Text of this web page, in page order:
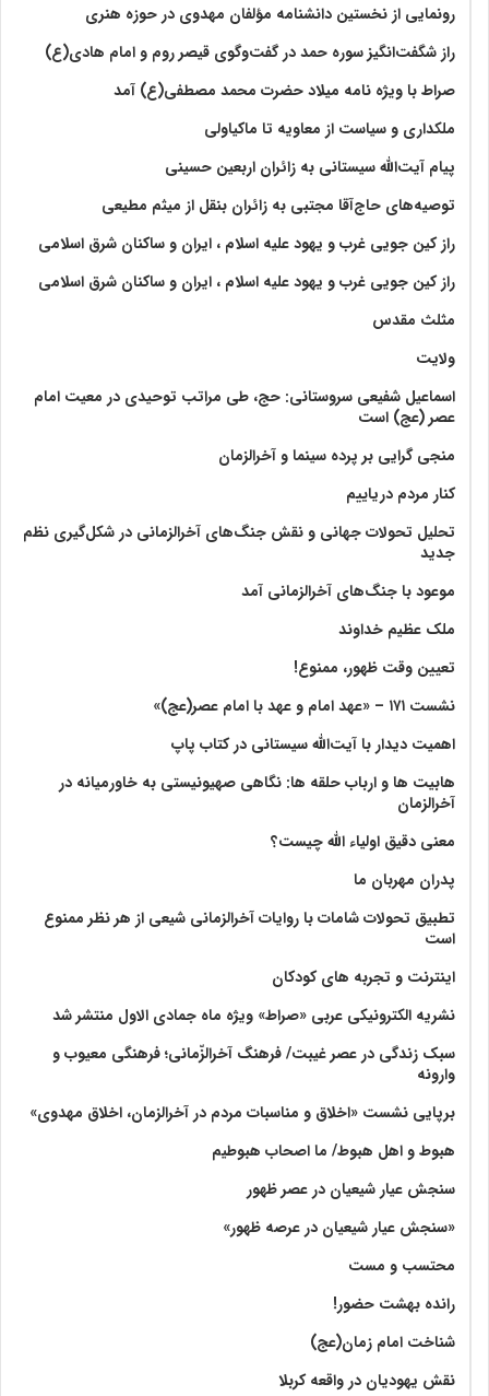
رونمایی از نخستین دانشنامه مؤلفان مهدوی در حوزه هنری
راز شگفت‌انگیز سوره حمد در گفت‌وگوی قیصر روم و امام هادی(ع)
صراط با ویژه نامه میلاد حضرت محمد مصطفی(ع) آمد
ملکداری و سیاست از معاویه تا ماکیاولی
پیام آیت‌الله سیستانی به زائران اربعین حسینی
توصیه‌های حاج‌آقا مجتبی به زائران بنقل از میثم مطیعی
راز کین جویی غرب و یهود علیه اسلام ، ایران و ساکنان شرق اسلامی
راز کین جویی غرب و یهود علیه اسلام ، ایران و ساکنان شرق اسلامی
مثلث مقدس
ولايت‏
اسماعیل شفیعی سروستانی: حج، طی مراتب توحیدی در معیت امام
عصر (عج) است
منجی گرایی بر پرده سینما و آخرالزمان
کنار مردم دریاییم
تحلیل تحولات جهانی و نقش جنگ‌های آخرالزمانی در شکل‌گیری نظم
جدید
موعود با جنگ‌های آخرالزمانی آمد
ملک عظیم خداوند
تعیین وقت ظهور، ممنوع!
نشست ۱۷۱ – «عهد امام و عهد با امام عصر(عج)»
اهمیت دیدار با آیت‌الله سیستانی در کتاب پاپ
هابیت ها و ارباب حلقه ها: نگاهی صهیونیستی به خاورمیانه در
آخرالزمان
معنی دقیق اولیاء الله چیست؟
پدران مهربان ما
تطبیق تحولات شامات با روایات آخرالزمانی شیعی از هر نظر ممنوع
است
اینترنت و تجربه های کودکان
نشریه الکترونیکی عربی «صراط» ویژه ماه جمادی الاول منتشر شد
سبک زندگی در عصر غیبت/ فرهنگ آخرالزّمانی؛ فرهنگی معیوب و
وارونه
برپایی نشست «اخلاق و مناسبات مردم در آخرالزمان، اخلاق مهدوی»
هبوط و اهل هبوط/ ما اصحاب هبوطیم
سنجش عیار شیعیان در عصر ظهور
«سنجش عیار شیعیان در عرصه ظهور»
محتسب و مست
رانده بهشت‌ حضور!
شناخت امام زمان(عج)
نقش یهودیان در واقعه کربلا